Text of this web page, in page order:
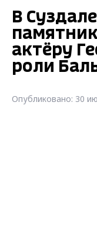
В
актёру
роли
Опубликовано: 30